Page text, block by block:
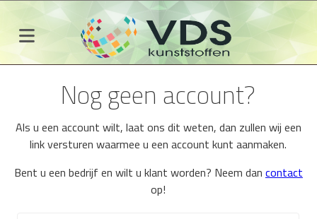
Nog geen account?
Als u een account wilt, laat ons dit weten, dan zullen wij een
link versturen waarmee u een account kunt aanmaken.
Bent u een bedrijf en wilt u klant worden? Neem dan contact
op!